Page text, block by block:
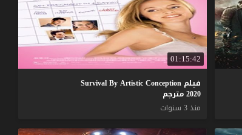
01:15:42
فيلم Survival By Artistic Conception
2020 مترجم
منذ 3 سنوات